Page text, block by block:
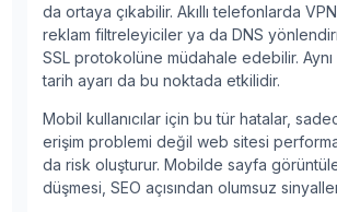
da ortaya çıkabilir. Akıllı telefonlarda VPN
reklam filtreleyiciler ya da DNS
SSL protokolüne müdahale edebilir. Aynı
tarih ayarı da bu noktada etkilidir.
Mobil kullanıcılar için bu tür hatalar,
erişim problemi değil web sitesi
da risk oluşturur. Mobilde sayfa
düşmesi, SEO açısından olumsuz